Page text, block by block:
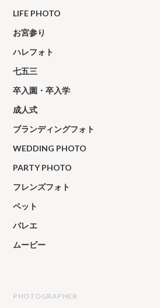
LIFE PHOTO
お宮参り
ハレフォト
七五三
卒入園・卒入学
成人式
ブランディングフォト
WEDDING PHOTO
PARTY PHOTO
フレンズフォト
ペット
バレエ
ムービー
PHOTOGRAPHER